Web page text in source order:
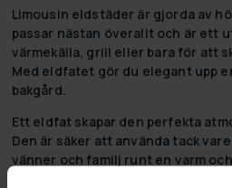
Limousin eldstäder är gjorda av
passar nästan överallt och är ett
värmekälla, grill eller bara för att
Med eldfatet gör du elegant upp
bakgård.
Ett eldfat skapar den perfekta
Den är säker att använda tack
vänner och familj runt en varm
grillfest eller bara för att njuta av